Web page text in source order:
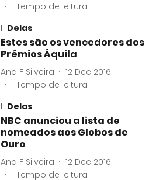
1 Tempo de leitura
Delas
Estes são os vencedores dos
Prémios Áquila
Ana F Silveira
12 Dec 2016
1 Tempo de leitura
Delas
NBC anunciou a lista de
nomeados aos Globos de
Ouro
Ana F Silveira
12 Dec 2016
1 Tempo de leitura